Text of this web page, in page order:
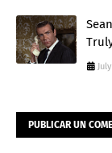
PUBLICAR UN